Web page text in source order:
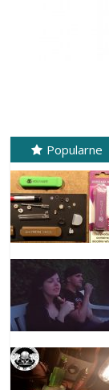
Popularne